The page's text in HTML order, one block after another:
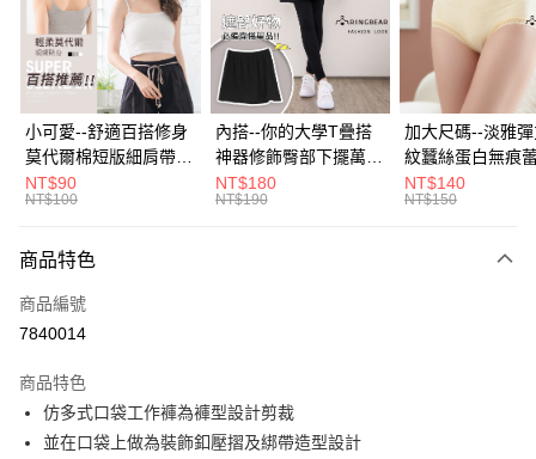
Apple Pay
街口支付
悠遊付
Google Pay
全盈+PAY
大哥付你分期
【大哥付你分期使用說明】
1.本服務由台灣大哥大提供，台灣大哥大用戶可立即使用無須另外申請。
流程，驗證手機門號後，選擇欲分期的期數、繳款截止日，確認付款後即完
成交易。
3.實際核准額度、可分期數及費用金額請依後續交易確認頁面所載為準。
4.訂單成立30分鐘內，如未前往確認交易或遇審核未通過，訂單將自動取
AFTEE先享後付
【關於「AFTEE先享後付」】
AFTEE先享後付是「在收到商品之後才付款」的支付方式。 讓您購物簡單
便利好安心！
１．簡單：不需註冊會員、不需綁卡、不需儲值。
ATM付款
小可愛--舒適百搭修身
莫代爾棉短版細肩帶素
色背心(白.黑.灰L-2L)-
U582眼圈熊中大尺碼
NT$90
NT$100
內搭--你的大學T疊搭
神器修飾臀部下擺萬用
內搭裙/遮臀裙(黑2L-
6L)-Q155眼圈熊中大
NT$180
NT$190
加大尺碼--淡雅
紋蠶絲蛋白無痕
角內褲(白.粉.藍.
3L)-L28眼圈熊中
NT$140
NT$150
商品特色
商品編號
7840014
商品特色
仿多式口袋工作褲為褲型設計剪裁
並在口袋上做為裝飾釦壓摺及綁帶造型設計